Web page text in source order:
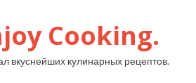
Cooking.
вкуснейших кулинарных рецептов.